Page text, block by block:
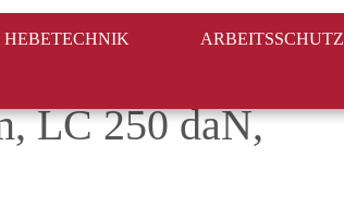
ARBEITSSCHUTZ
LC 250 daN,